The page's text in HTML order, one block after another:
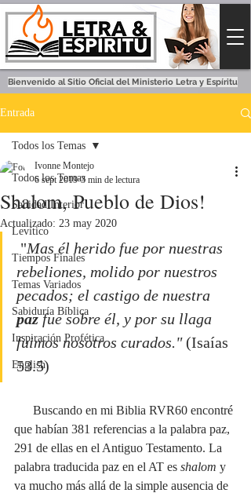
Bienvenido al Sitio Oficial del Ministerio Letra y Espíritu
Entrada
Todos los Temas
Sanidad Interior
Levítico
Tiempos Finales
Temas Variados
Sabiduría Bíblica
Inspiración Profética
English
Todos los Temas
Shalom, Pueblo de Dios!
Ivonne Montejo
6 sept 2019 3 min de lectura
Actualizado: 23 may 2020
"Mas él herido fue por nuestras
rebeliones, molido por nuestros
pecados; el castigo de nuestra
paz fue sobre él, y por su llaga
fuimos nosotros curados." (Isaías
53.5)
que habían 381 referencias a la palabra paz,
291 de ellas en el Antiguo Testamento. La
palabra traducida paz en el AT es shalom y
va mucho más allá de la simple ausencia de